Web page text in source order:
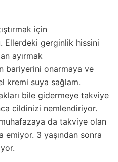
için
Ellerdeki gerginlik hissini
ayırmak
bariyerini onarmaya ve
kremi suya sağlam.
bile gidermeye takviye
cildinizi nemlendiriyor.
da takviye olan
emiyor. 3 yaşından sonra